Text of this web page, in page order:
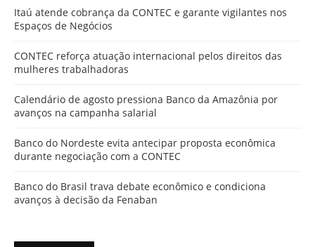
Itaú atende cobrança da CONTEC e garante vigilantes nos
Espaços de Negócios
CONTEC reforça atuação internacional pelos direitos das
mulheres trabalhadoras
Calendário de agosto pressiona Banco da Amazônia por
avanços na campanha salarial
Banco do Nordeste evita antecipar proposta econômica
durante negociação com a CONTEC
Banco do Brasil trava debate econômico e condiciona
avanços à decisão da Fenaban